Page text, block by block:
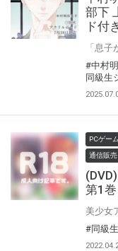
部下
ド付
#中村
同級生
PCゲーム
通信販売
第1
#同級生